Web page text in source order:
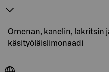
Omenan, kanelin, lakritsin
käsityöläislimonaadi